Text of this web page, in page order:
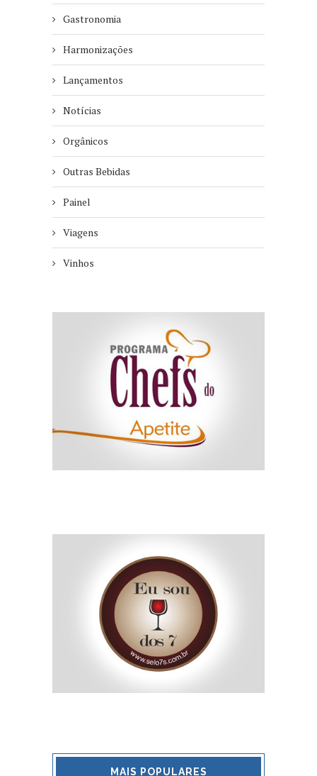
Gastronomia
Harmonizações
Lançamentos
Notícias
Orgânicos
Outras Bebidas
Painel
Viagens
Vinhos
MAIS POPULARES